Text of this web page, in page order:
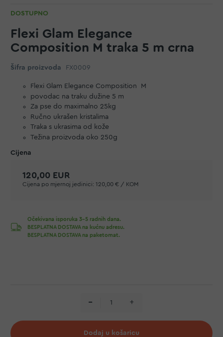
DOSTUPNO
Flexi Glam Elegance
Composition M traka 5 m crna
Šifra proizvoda FX0009
Flexi Glam Elegance Composition M
povodac na traku dužine 5 m
Za pse do maximalno 25kg
Ručno ukrašen kristalima
Traka s ukrasima od kože
Težina proizvoda oko 250g
120,00 EUR
Cijena po mjernoj jedinici: 120,00 € / KOM
Očekivana isporuka 3-5 radnih dana.
BESPLATNA DOSTAVA na kućnu adresu.
BESPLATNA DOSTAVA na paketomat.
Dodaj u košaricu